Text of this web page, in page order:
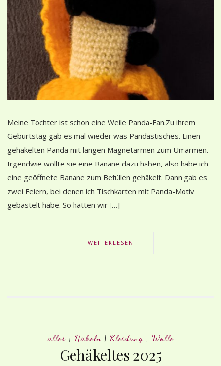
Meine Tochter ist schon eine Weile Panda-Fan.Zu ihrem
Geburtstag gab es mal wieder was Pandastisches. Einen
gehäkelten Panda mit langen Magnetarmen zum Umarmen.
Irgendwie wollte sie eine Banane dazu haben, also habe ich
eine geöffnete Banane zum Befüllen gehäkelt. Dann gab es
zwei Feiern, bei denen ich Tischkarten mit Panda-Motiv
gebastelt habe. So hatten wir […]
WEITERLESEN
alles| Häkeln| Kleidung| Wolle
Gehäkeltes 2025